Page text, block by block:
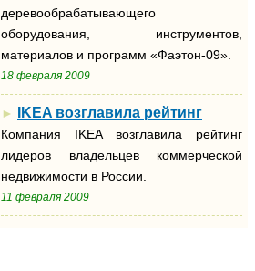
деревообрабатывающего
оборудования, инструментов,
материалов и программ «Фаэтон-09».
18 февраля 2009
► IKEA возглавила рейтинг
Компания IKEA возглавила рейтинг
лидеров владельцев коммерческой
недвижимости в России.
11 февраля 2009